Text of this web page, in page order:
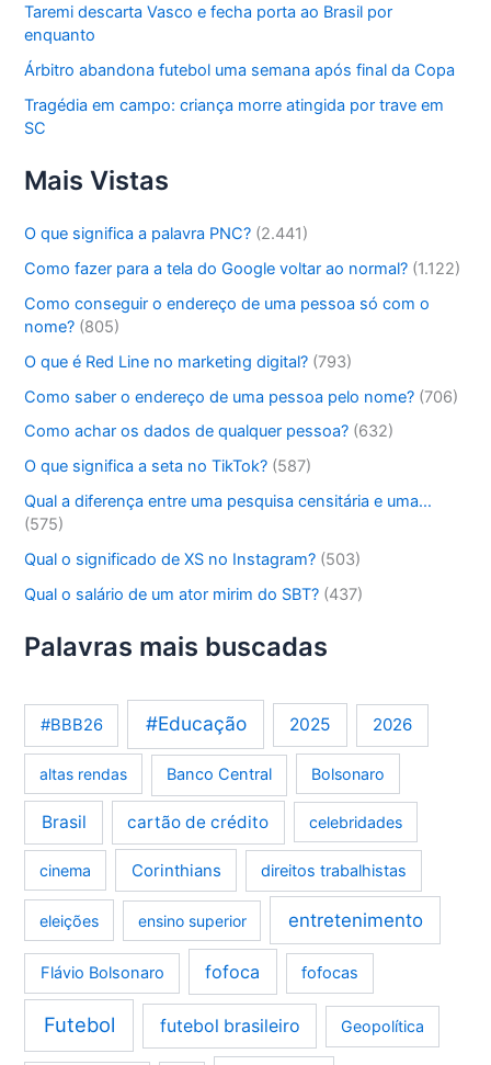
Taremi descarta Vasco e fecha porta ao Brasil por
enquanto
Árbitro abandona futebol uma semana após final da Copa
Tragédia em campo: criança morre atingida por trave em
SC
Mais Vistas
O que significa a palavra PNC? (2.441)
Como fazer para a tela do Google voltar ao normal? (1.122)
Como conseguir o endereço de uma pessoa só com o
nome? (805)
O que é Red Line no marketing digital? (793)
Como saber o endereço de uma pessoa pelo nome? (706)
Como achar os dados de qualquer pessoa? (632)
O que significa a seta no TikTok? (587)
Qual a diferença entre uma pesquisa censitária e uma…
(575)
Qual o significado de XS no Instagram? (503)
Qual o salário de um ator mirim do SBT? (437)
Palavras mais buscadas
#BBB26 #Educação 2025 2026
altas rendas Banco Central Bolsonaro
Brasil cartão de crédito celebridades
cinema Corinthians direitos trabalhistas
eleições ensino superior entretenimento
Flávio Bolsonaro fofoca fofocas
Futebol futebol brasileiro Geopolítica